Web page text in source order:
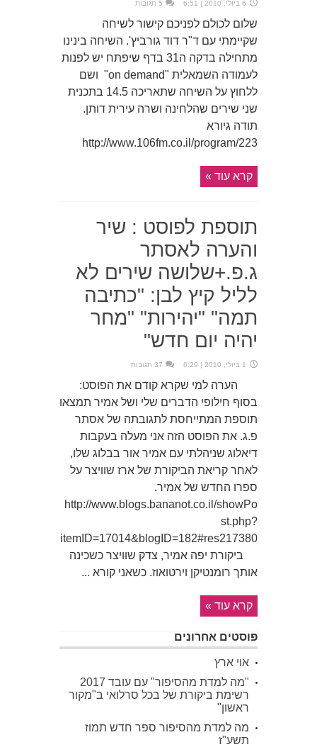
6 ביולי, 2010 | 6:51 5 תגובות
שלום לכולם לפניכם קישור לשיחה
שקיימתי עם ד"ר דוד גורביץ'. השיחה בינינו
מתחילה בדקה ה31 בדף שיפתח יש לפנות
לעמודה השמאלית "on demand" ושם
ללחוץ על השיחה שתאריכה 14.5 בתכנית
שני שירים שהלחינה ושרה עירית דותן.
תודה גיורא
http://www.106fm.co.il/program/223
קרא עוד »
תוספת לפוסט : שיר
והערה לאסתר
ג.פ.+שלושה שירים לא
לליל קיץ לבן: "כתיבה
תמה" "יהירות" "מחר
יהיה יום חדש"
1 ביולי, 2010 | 6:29 37 תגובות
הערה למי שקרא קודם את הפוסט:
בסוף חילופי הדברים שלי ושל אמיר תמצאו
תוספת המתייחסת לתגובתה של אסתר
פ.ג. את הפוסט הזה אני מעלה בעקבות
דיאלוג שניהלתי עם אמיר אור בבלוג שלו,
לאחר קריאת הביקורת של ארז שוויצר על
ספרו החדש של אמיר.
http://www.blogs.bananot.co.il/showPo
st.php?
itemID=17014&blogID=182#res217380
ביקורת יפה אמיר, צדק שוויצר כשכינה
אותך רומנטיקן וירטואוז. כשאני קורא ...
קרא עוד »
פוסטים אחרונים
אוי ארץ
"מה למדת מהסיפור" עם עובד 2017
רשימת ביקורת של בכל סרלואי ב"מקור
ראשון"
מה למדת מהסיפור ספר חדש תמוז
תשע"ז